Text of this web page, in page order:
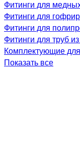
Фитинги для
Фитинги для
Фитинги для
Фитинги для труб
Комплектующие
Показать все